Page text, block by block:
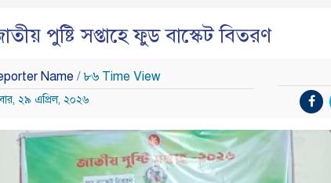
পুষ্টি সপ্তাহে ফুড বাস্কেট বিতরণ
Name / ৮৬ Time View
২৯ এপ্রিল, ২০২৬